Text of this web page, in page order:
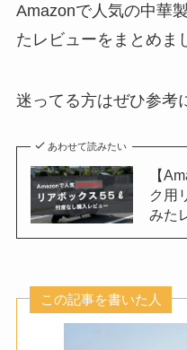
Amazonで人気の中華
たレビューをまとめま
迷ってる方はぜひ参考
あわせて読みたい
【
ク用
みた
この記事を書いた人